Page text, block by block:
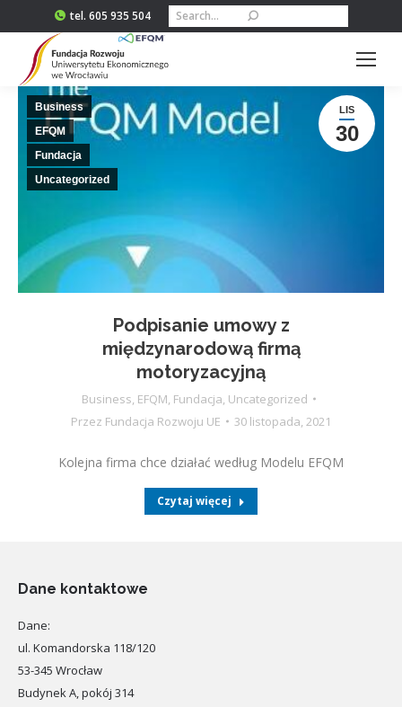
tel. 605 935 504 Szukaj:
Podpisanie umowy z
międzynarodową firmą
motoryzacyjną
Business EFQM Fundacja Uncategorized
Przez Fundacja Rozwoju UE 30 listopada, 2021
LIS
30
Business
EFQM
Fundacja
Uncategorized
Kolejna firma chce działać według Modelu EFQM
Czytaj więcej
Dane kontaktowe
Dane:
ul. Komandorska 118/120
53-345 Wrocław
Budynek A, pokój 314